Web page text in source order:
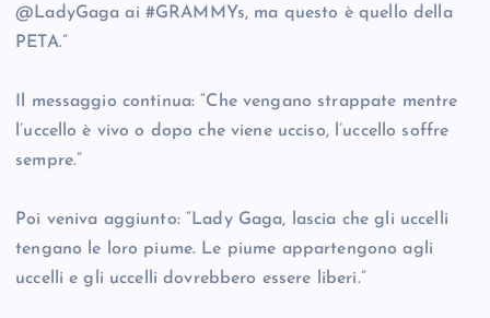
@LadyGaga ai #GRAMMYs, ma questo è quello della
PETA.”
Il messaggio continua: “Che vengano strappate mentre
l’uccello è vivo o dopo che viene ucciso, l’uccello soffre
sempre.”
Poi veniva aggiunto: “Lady Gaga, lascia che gli uccelli
tengano le loro piume. Le piume appartengono agli
uccelli e gli uccelli dovrebbero essere liberi.”